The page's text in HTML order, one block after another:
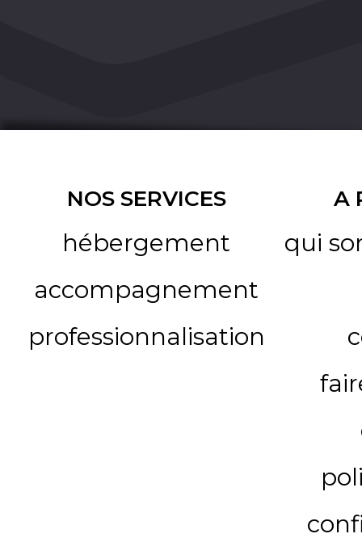
NOS SERVICES
hébergement
accompagnement
professionnalisation
A
qui